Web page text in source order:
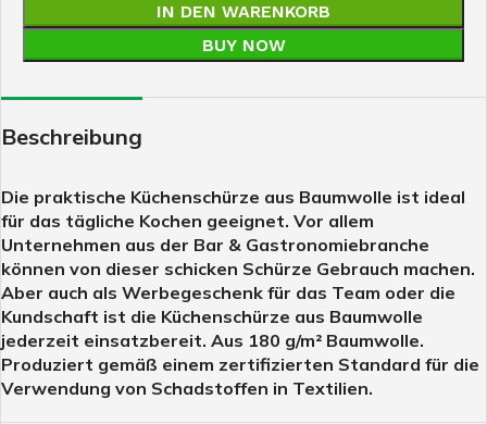
IN DEN WARENKORB
BUY NOW
Beschreibung
Die praktische Küchenschürze aus Baumwolle ist ideal
für das tägliche Kochen geeignet. Vor allem
Unternehmen aus der Bar & Gastronomiebranche
können von dieser schicken Schürze Gebrauch machen.
Aber auch als Werbegeschenk für das Team oder die
Kundschaft ist die Küchenschürze aus Baumwolle
jederzeit einsatzbereit. Aus 180 g/m² Baumwolle.
Produziert gemäß einem zertifizierten Standard für die
Verwendung von Schadstoffen in Textilien.